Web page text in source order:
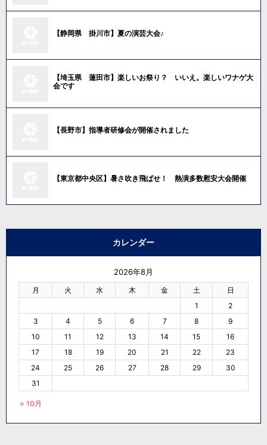
【静岡県 掛川市】夏の演芸大会♪
【埼玉県 蓮田市】楽しいお祭り？ いいえ。楽しいワナゲ大
会です
【長野市】指導者研修会が開催されました
【東京都中央区】暑さ吹き飛ばせ！ 熱演多数慰安大会開催
カレンダー
2026年8月
月 火 水 木 金 土 日
« 10月
1
2
3
4 5 6 7 8
9
10
11 12 13 14 15
16
17
18 19 20 21 22
23
24
25 26 27 28 29
30
31